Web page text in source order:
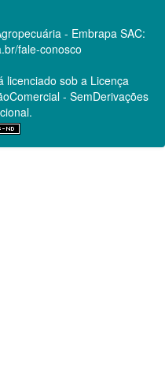
- Embrapa SAC:
fale-conosco
licenciado sob a Licença
- SemDerivações